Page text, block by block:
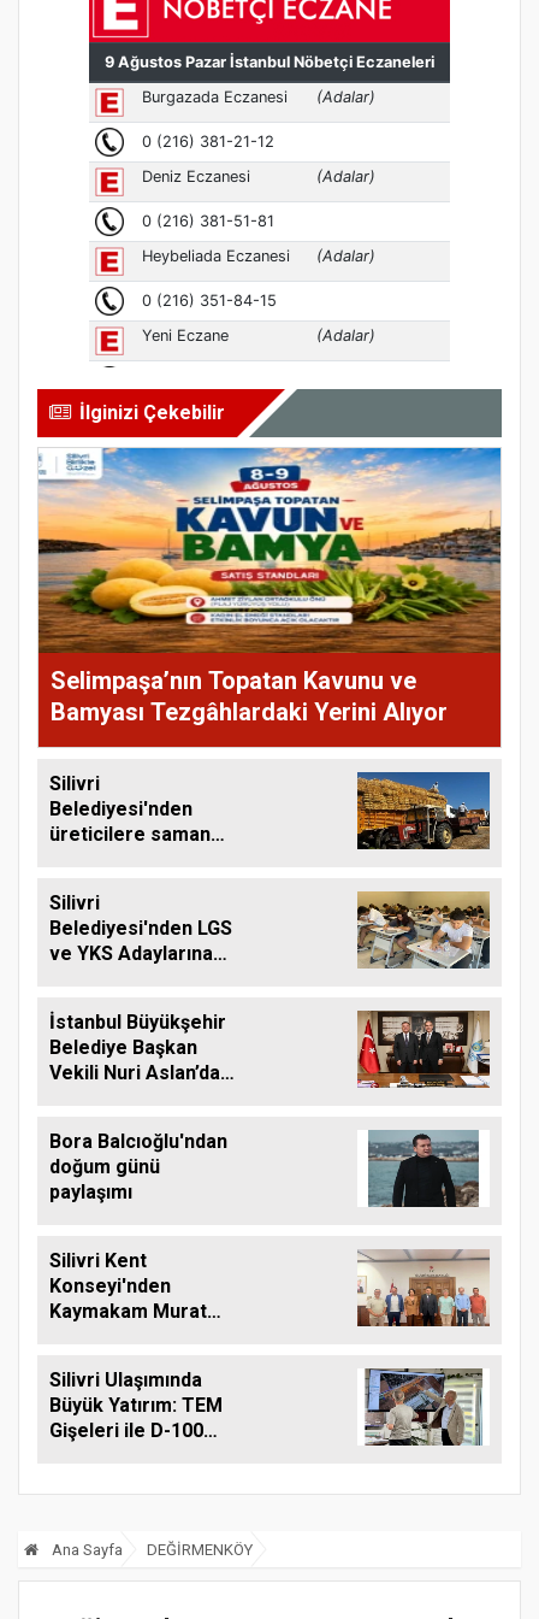
İlginizi Çekebilir
Selimpaşa’nın Topatan Kavunu ve
Bamyası Tezgâhlardaki Yerini Alıyor
Silivri
Belediyesi'nden
üreticilere saman
Silivri
Belediyesi'nden LGS
ve YKS Adaylarına
İstanbul Büyükşehir
Belediye Başkan
Vekili Nuri Aslan’dan
Bora Balcıoğlu'ndan
doğum günü
paylaşımı
Silivri Kent
Konseyi'nden
Kaymakam Murat
Silivri Ulaşımında
Büyük Yatırım: TEM
Gişeleri ile D-100
Ana Sayfa DEĞİRMENKÖY